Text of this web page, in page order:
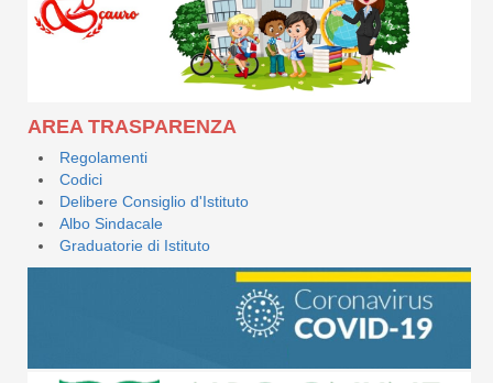
AREA TRASPARENZA
Regolamenti
Codici
Delibere Consiglio d'Istituto
Albo Sindacale
Graduatorie di Istituto